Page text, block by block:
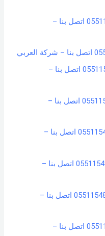
شركة تنظيف كنب بسكاكا – 0551154864 اتصل بنا –
شركة تنظيف سجاد بسكاكا – 0551154864 اتصل بنا –
شركة تنظيف منازل بسكاكا – 0551154864 اتصل بنا –
شركة تنظيف خزانات بسكاكا – 0551154864 اتصل بنا –
شركة تنظيف مكيفات بسكاكا – 0551154864 اتصل بنا –
شركة مكافحة حشرات بسكاكا – 0551154864 اتصل بنا –
شركة رش مبيدات بسكاكا – 0551154864 اتصل بنا –